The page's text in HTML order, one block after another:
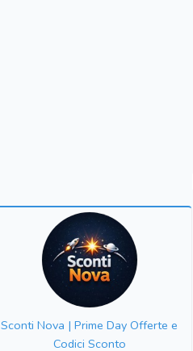
Sconti Nova | Prime Day Offerte e
Codici Sconto